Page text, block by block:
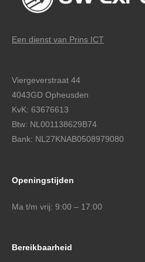
Een dienst van Prins ICT
Viergeverstraat 44
4043GD Opheusden
KvK: 63676613
Btw: NL001138629B74
Bank: NL27KNAB0508979080
Openingstijden
Ma t/m vrij: 9:00 – 17:00
Bereikbaarheid